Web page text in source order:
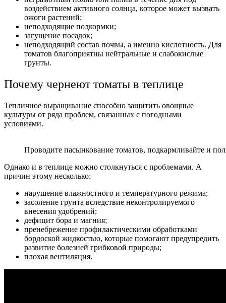
воздействием активного солнца, которое может вызвать
ожоги растений;
неподходящие подкормки;
загущение посадок;
неподходящий состав почвы, а именно кислотность. Для
томатов благоприятны нейтральные и слабокислые
грунты.
Почему чернеют томаты в теплице
Тепличное выращивание способно защитить овощные
культуры от ряда проблем, связанных с погодными
условиями.
Проводите пасынкование томатов, подкармливайте и
Однако и в теплице можно столкнуться с проблемами. А
причин этому несколько:
нарушение влажностного и температурного режима;
засоление грунта вследствие неконтролируемого
внесения удобрений;
дефицит бора и магния;
пренебрежение профилактическими обработками
бордоской жидкостью, которые помогают предупредить
развитие болезней грибковой природы;
плохая вентиляция.